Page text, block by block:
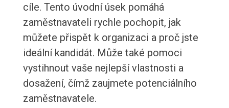
cíle. Tento úvodní úsek pomáhá
zaměstnavateli rychle pochopit, jak
můžete přispět k organizaci a proč jste
ideální kandidát. Může také pomoci
vystihnout vaše nejlepší vlastnosti a
dosažení, čímž zaujmete potenciálního
zaměstnavatele.